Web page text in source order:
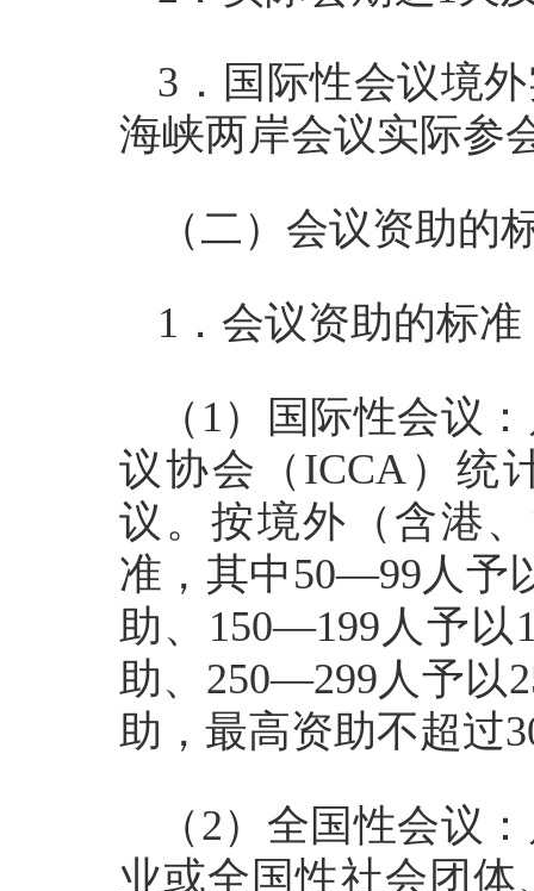
3．国际性会议境
海峡两岸会议实际参
（二）会议资助的
1．会议资助的标准
（1）国际性会议
议协会（ICCA）统
议。按境外（含港
准，其中50—99人予
助、150—199人予以
助、250—299人予以
助，最高资助不超过
（2）全国性会议
业或全国性社会团体